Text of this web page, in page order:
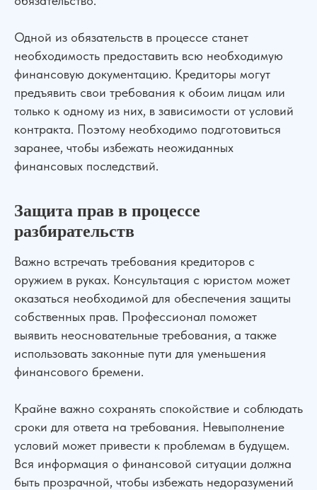
Одной из обязательств в процессе станет
необходимость предоставить всю необходимую
финансовую документацию. Кредиторы могут
предъявить свои требования к обоим лицам или
только к одному из них, в зависимости от условий
контракта. Поэтому необходимо подготовиться
заранее, чтобы избежать неожиданных
финансовых последствий.
Защита прав в процессе
разбирательств
Важно встречать требования кредиторов с
оружием в руках. Консультация с юристом может
оказаться необходимой для обеспечения защиты
собственных прав. Профессионал поможет
выявить неосновательные требования, а также
использовать законные пути для уменьшения
финансового бремени.
Крайне важно сохранять спокойствие и соблюдать
сроки для ответа на требования. Невыполнение
условий может привести к проблемам в будущем.
Вся информация о финансовой ситуации должна
быть прозрачной, чтобы избежать недоразумений
Сильная юридическая компания в
России
НАШИ ОФИСЫ
+7 (961) 304-06-60
О компании
Прайс лист
Специалисты
Отзывы
Наши дела
г. Ростов-на-Дону, ул. Красноармейская 141/128
г. Москва,ул. Пролетарский пр., 21/24
Банкротство
Семейные дела
Для Бизнеса
Блог
Контакты
г. Краснодар, ул. Северная, 476
Вакансии